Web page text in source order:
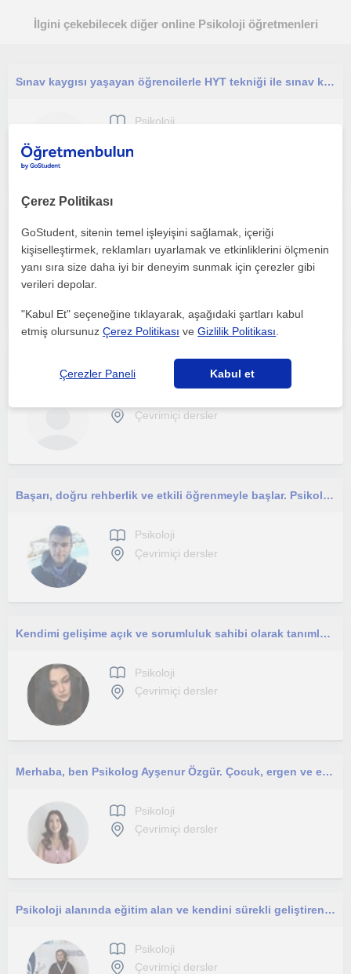
İlgini çekebilecek diğer online Psikoloji öğretmenleri
Sınav kaygısı yaşayan öğrencilerle HYT tekniği ile sınav kaygısını azaltarak, süreci daha devam edilebilir oranda destekliyorum
Psikoloji
Psikoloji
Çevrimiçi dersler
Çevrimiçi dersler
Başarı, doğru rehberlik ve etkili öğrenmeyle başlar. Psikolojiyi sade, anlaşılır ve keyifli hale getiriyorum.
Psikoloji
Çevrimiçi dersler
Kendimi gelişime açık ve sorumluluk sahibi olarak tanımlarım. Derslerim psikoloji veya ilgili alanların öğrencilerine yöneliktir.
Psikoloji
Çevrimiçi dersler
Merhaba, ben Psikolog Ayşenur Özgür. Çocuk, ergen ve ebeveynleri ile çalışıyorum.
Psikoloji
Çevrimiçi dersler
Psikoloji alanında eğitim alan ve kendini sürekli geliştiren bir eğitmenim.
Psikoloji
Çevrimiçi dersler
Çerez Politikası
GoStudent, sitenin temel işleyişini sağlamak, içeriği
kişiselleştirmek, reklamları uyarlamak ve etkinliklerini ölçmenin
yanı sıra size daha iyi bir deneyim sunmak için çerezler gibi
verileri depolar.
"Kabul Et" seçeneğine tıklayarak, aşağıdaki şartları kabul
etmiş olursunuzÇerez Politikası veGizlilik Politikası
Çerezler Paneli Kabul et